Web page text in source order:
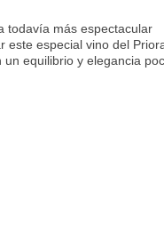
todavía más espectacular
este especial vino del
equilibrio y elegancia